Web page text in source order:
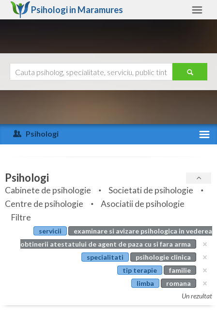
Psihologi in Maramures
Arad
Arges
Bihor
Bistrita-Nasaud
Botosani
Braila
Ajutor
Psihologi
Specialitati
Servicii
Articole
Evenimente
Psihologi
Cabinete de psihologie
Societati de psihologie
Centre de psihologie
Asociatii de psihologie
Filtre
servicii
examinare si avizare psihologica in vederea
obtinerii atestatului de agent de paza cu si fara arma
specialitati
psihologie clinica
tip terapie
familie
limba
romana
Un rezultat